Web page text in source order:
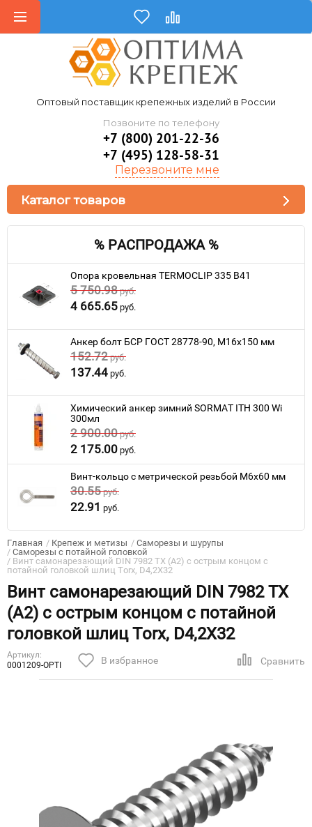
Оптовый поставщик крепежных изделий в России
Позвоните по телефону
+7 (800) 201-22-36
+7 (495) 128-58-31
Перезвоните мне
Каталог товаров
% РАСПРОДАЖА %
Опора кровельная TERMOCLIP 335 B41
5 750.98руб.
4 665.65 руб.
Анкер болт БСР ГОСТ 28778-90, M16x150 мм
152.72руб.
137.44 руб.
Химический анкер зимний SORMAT ITH 300 Wi
300мл
2 900.00руб.
2 175.00 руб.
Винт-кольцо с метрической резьбой M6x60 мм
30.55руб.
22.91 руб.
Главная / Крепеж и метизы / Саморезы и шурупы
/ Саморезы с потайной головкой
/ Винт самонарезающий DIN 7982 TX (A2) с острым концом с
потайной головкой шлиц Torx, D4,2X32
Винт самонарезающий DIN 7982 TX
(A2) с острым концом с потайной
головкой шлиц Torx, D4,2X32
Артикул:
0001209-OPTI
В избранное Сравнить